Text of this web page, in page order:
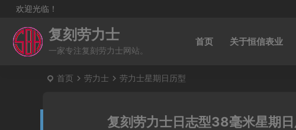
欢迎光临！
复刻劳力士
一家专注复刻劳力士网站。
首页 关于恒信表业
首页 劳力士 劳力士星期日历型
复刻劳力士日志型38毫米星期